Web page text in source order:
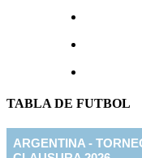
TABLA DE FUTBOL